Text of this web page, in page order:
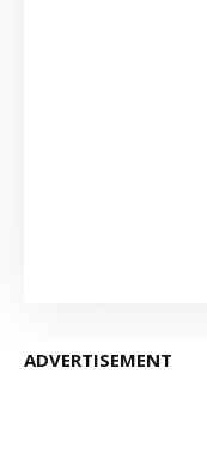
ADVERTISEMENT